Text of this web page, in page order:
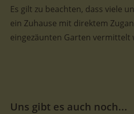
Es gilt zu beachten, dass viele
ein Zuhause mit direktem
eingezäunten Garten vermittelt
Uns gibt es auch noch...